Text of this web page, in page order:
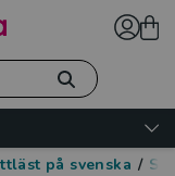
på svenska /